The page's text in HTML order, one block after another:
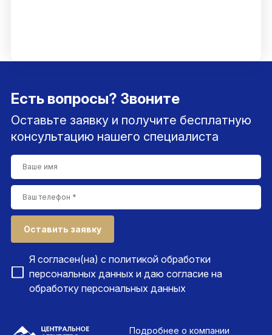
Есть вопросы? Звоните
Оставьте заявку и получите бесплатную
консультацию нашего специалиста
Оставить заявку
Я согласен(на) с политикой обработки
персональных данных и даю согласие на
обработку персональных данных
Подробнее о компании